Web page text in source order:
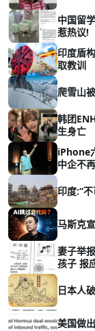
中国留
惹热议!
印度盾
取教训
爬雪山
韩团
生身亡
iPhone
中企不
印度:“
马斯克
妻子举
孩子 报
日本人
美国做